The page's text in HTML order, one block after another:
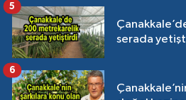
serada
5
6